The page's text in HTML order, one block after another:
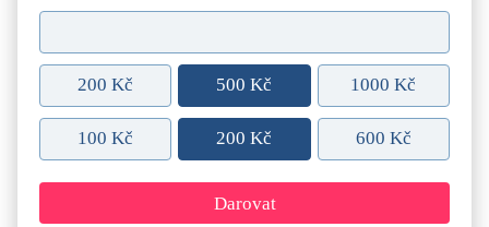
200 Kč 500 Kč 1000 Kč
100 Kč 200 Kč 600 Kč